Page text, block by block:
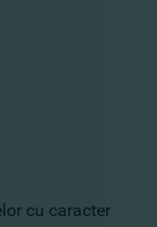
cu caracter